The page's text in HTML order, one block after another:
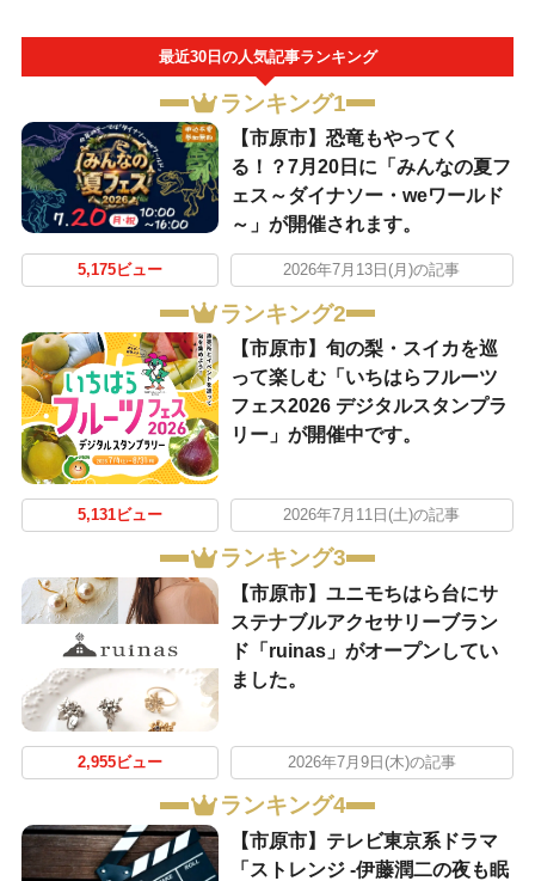
最近30日の人気記事ランキング
ランキング1
【市原市】恐竜もやってく
る！？7月20日に「みんなの夏フ
ェス～ダイナソー・weワールド
～」が開催されます。
5,175ビュー 2026年7月13日(月)の記事
ランキング2
【市原市】旬の梨・スイカを巡
って楽しむ「いちはらフルーツ
フェス2026 デジタルスタンプラ
リー」が開催中です。
5,131ビュー 2026年7月11日(土)の記事
ランキング3
【市原市】ユニモちはら台にサ
ステナブルアクセサリーブラン
ド「ruinas」がオープンしてい
ました。
2,955ビュー 2026年7月9日(木)の記事
ランキング4
【市原市】テレビ東京系ドラマ
「ストレンジ -伊藤潤二の夜も眠